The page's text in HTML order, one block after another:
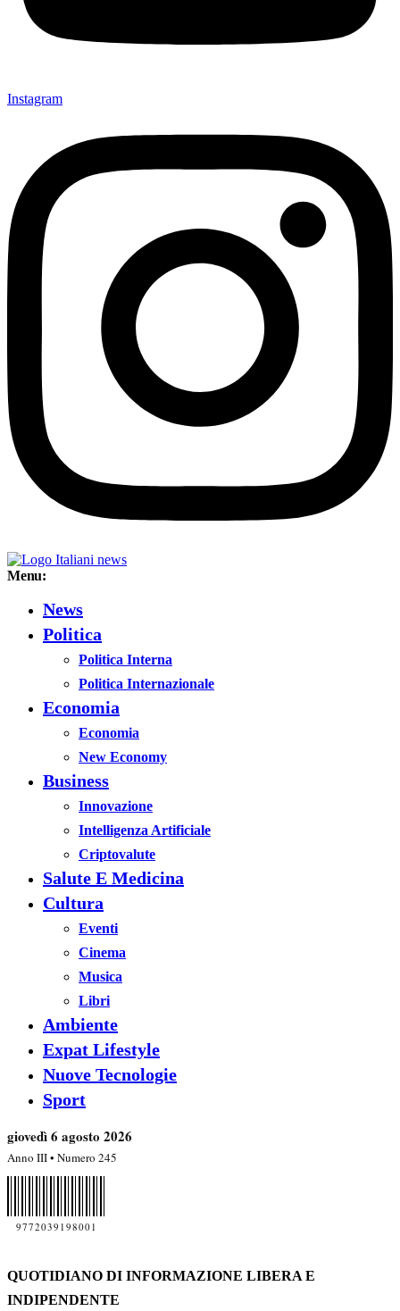
Instagram
Menu:
News
Politica
Politica Interna
Politica Internazionale
Economia
Economia
New Economy
Business
Innovazione
Intelligenza Artificiale
Criptovalute
Salute E Medicina
Cultura
Eventi
Cinema
Musica
Libri
Ambiente
Expat Lifestyle
Nuove Tecnologie
Sport
giovedì 6 agosto 2026
Anno III • Numero 245
9772039198001
QUOTIDIANO DI INFORMAZIONE LIBERA E
INDIPENDENTE